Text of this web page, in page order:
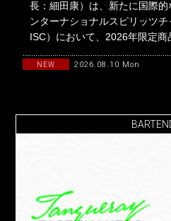
長：細田康）は、新たに国際
ンターナショナルスピリッツチ
ISC）において、2026年限定商
NEW 2026.08.10 Mon